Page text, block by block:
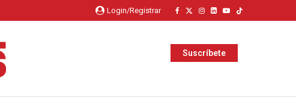
Login/Registrar
Suscríbete